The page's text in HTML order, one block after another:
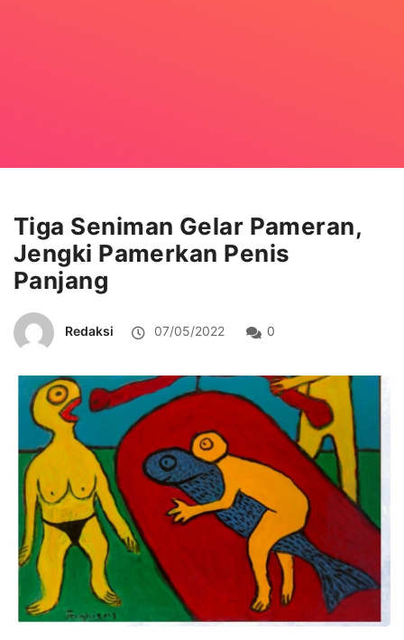
Tiga Seniman Gelar Pameran,
Jengki Pamerkan Penis
Panjang
Redaksi 07/05/2022 0